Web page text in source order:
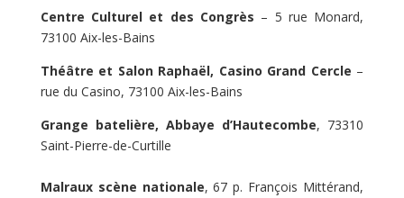
Centre Culturel et des Congrès – 5 rue Monard,
73100 Aix-les-Bains
Théâtre et Salon Raphaël, Casino Grand Cercle –
rue du Casino, 73100 Aix-les-Bains
Grange batelière, Abbaye d’Hautecombe, 73310
Saint-Pierre-de-Curtille
Malraux scène nationale, 67 p. François Mittérand,